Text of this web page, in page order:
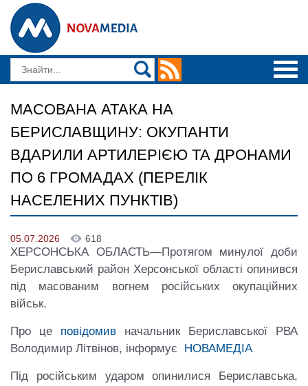
МАСОВАНА АТАКА НА
БЕРИСЛАВЩИНУ: ОКУПАНТИ
ВДАРИЛИ АРТИЛЕРІЄЮ ТА ДРОНАМИ
ПО 6 ГРОМАДАХ (ПЕРЕЛІК
НАСЕЛЕНИХ ПУНКТІВ)
05.07.2026 618
ХЕРСОНСЬКА ОБЛАСТЬ—Протягом минулої доби
Бериславський район Херсонської області опинився
під масованим вогнем російських окупаційних
військ.
Про це повідомив начальник Бериславської РВА
Володимир Літвінов, інформує НОВАМЕДІА
Під російським ударом опинилися Бериславська,